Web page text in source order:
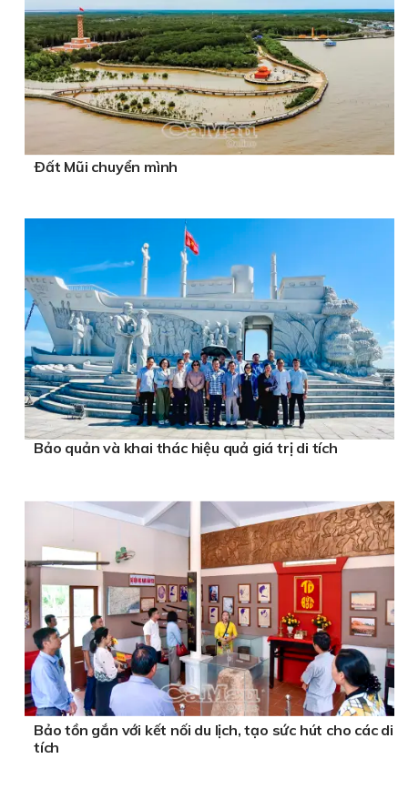
Ðất Mũi chuyển mình
Bảo quản và khai thác hiệu quả giá trị di tích
Bảo tồn gắn với kết nối du lịch, tạo sức hút cho các di
tích